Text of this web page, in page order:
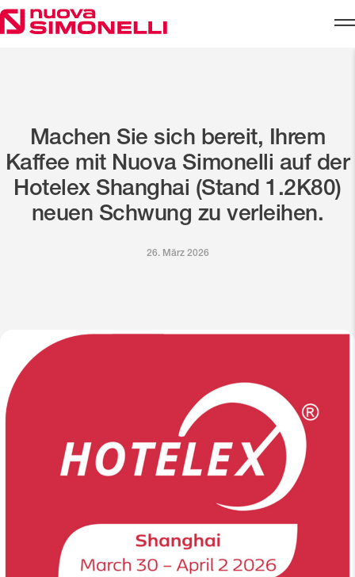
Skip to content
Machen Sie sich bereit, Ihrem
Kaffee mit Nuova Simonelli auf der
Hotelex Shanghai (Stand 1.2K80)
neuen Schwung zu verleihen.
26. März 2026